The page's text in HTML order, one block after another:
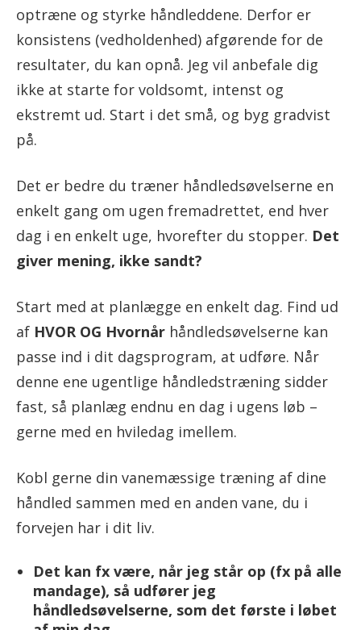
optræne og styrke håndleddene. Derfor er
konsistens (vedholdenhed) afgørende for de
resultater, du kan opnå. Jeg vil anbefale dig
ikke at starte for voldsomt, intenst og
ekstremt ud. Start i det små, og byg gradvist
på.
Det er bedre du træner håndledsøvelserne en
enkelt gang om ugen fremadrettet, end hver
dag i en enkelt uge, hvorefter du stopper. Det
giver mening, ikke sandt?
Start med at planlægge en enkelt dag. Find ud
af HVOR OG Hvornår håndledsøvelserne kan
passe ind i dit dagsprogram, at udføre. Når
denne ene ugentlige håndledstræning sidder
fast, så planlæg endnu en dag i ugens løb –
gerne med en hviledag imellem.
Kobl gerne din vanemæssige træning af dine
håndled sammen med en anden vane, du i
forvejen har i dit liv.
Det kan fx være, når jeg står op (fx på alle
mandage), så udfører jeg
håndledsøvelserne, som det første i løbet